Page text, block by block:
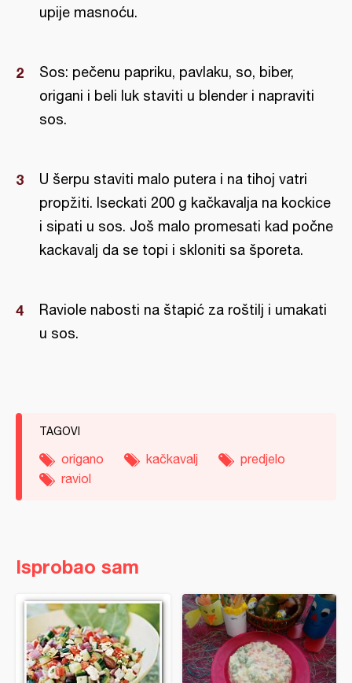
upije masnoću.
Sos: pečenu papriku, pavlaku, so, biber,
origani i beli luk staviti u blender i napraviti
sos.
U šerpu staviti malo putera i na tihoj vatri
propžiti. Iseckati 200 g kačkavalja na kockice
i sipati u sos. Još malo promesati kad počne
kackavalj da se topi i skloniti sa šporeta.
Raviole nabosti na štapić za roštilj i umakati
u sos.
TAGOVI
origano kačkavalj
predjelo
raviol
Isprobao sam